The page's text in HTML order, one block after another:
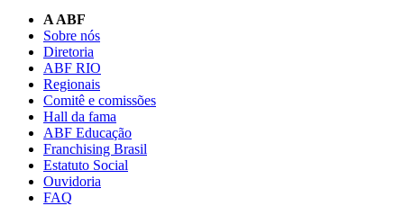
A ABF
Sobre nós
Diretoria
ABF RIO
Regionais
Comitê e comissões
Hall da fama
ABF Educação
Franchising Brasil
Estatuto Social
Ouvidoria
FAQ